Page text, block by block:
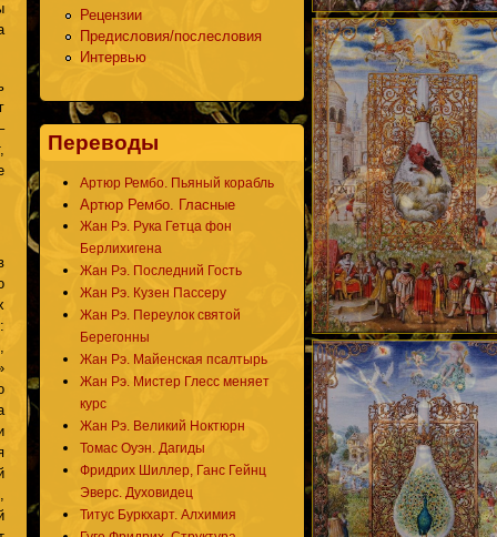
Рецензии
Предисловия/послесловия
Интервью
Переводы
Артюр Рембо. Пьяный корабль
Артюр Рембо. Гласные
Жан Рэ. Рука Гетца фон
Берлихигена
Жан Рэ. Последний Гость
Жан Рэ. Кузен Пассеру
Жан Рэ. Переулок святой
Берегонны
Жан Рэ. Майенская псалтырь
Жан Рэ. Мистер Глесс меняет
курс
Жан Рэ. Великий Ноктюрн
Томас Оуэн. Дагиды
Фридрих Шиллер, Ганс Гейнц
Эверс. Духовидец
Титус Буркхарт. Алхимия